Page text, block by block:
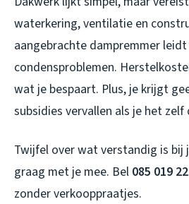
waterkering, ventilatie en
aangebrachte dampremmer
condensproblemen.
wat je bespaart. Plus, je krijgt
subsidies vervallen als je het zelf
Twijfel over wat verstandig is bij
graag met je mee. Bel 085 019
zonder verkooppraatjes.